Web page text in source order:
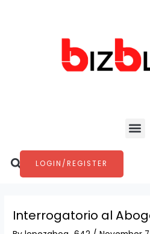
Search
LOGIN/REGISTER
Interrogatorio al